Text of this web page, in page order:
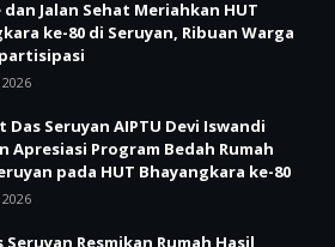
dan Jalan Sehat Meriahkan HUT
ke-80 di Seruyan, Ribuan Warga
Das Seruyan AIPTU Devi Iswandi
Apresiasi Program Bedah Rumah
pada HUT Bhayangkara ke-80
Seruyan Resmikan Rumah Hasil